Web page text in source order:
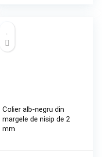
Colier alb-negru din
margele de nisip de 2
mm